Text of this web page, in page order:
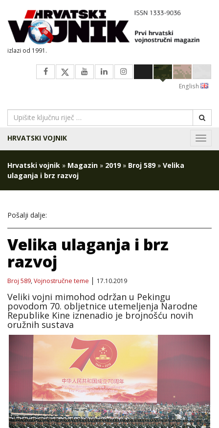
izlazi od 1991.
English
HRVATSKI VOJNIK
Hrvatski vojnik » Magazin » 2019» Broj 589» Velika
ulaganja i brz razvoj
Pošalji dalje:
Velika ulaganja i brz
razvoj
Broj 589,Vojnostručne teme 17.10.2019
Veliki vojni mimohod održan u Pekingu
povodom 70. obljetnice utemeljenja Narodne
Republike Kine iznenadio je brojnošću novih
oružnih sustava